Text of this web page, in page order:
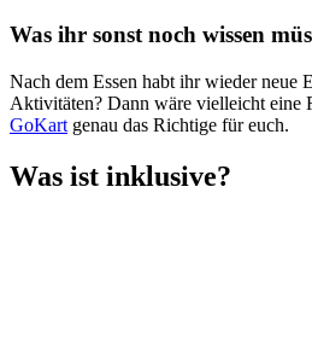
Was ihr sonst noch wissen
Nach dem Essen habt ihr wieder neue
Aktivitäten? Dann wäre vielleicht eine
GoKart genau das Richtige für euch.
Was ist inklusive?